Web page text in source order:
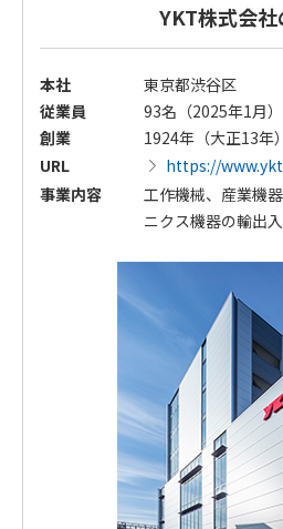
YKT株式会
本社
東京都渋谷区
従業員
93名（2025年1月）
創業
1924年（大正13年
URL
https://
事業内容
工作機械、産業機
ニクス機器の輸出